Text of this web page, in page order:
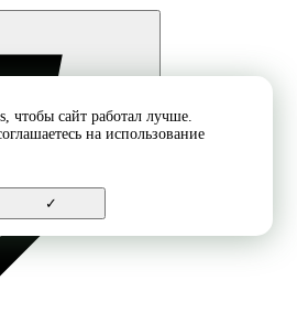
чтобы сайт работал лучше.
на использование
✓